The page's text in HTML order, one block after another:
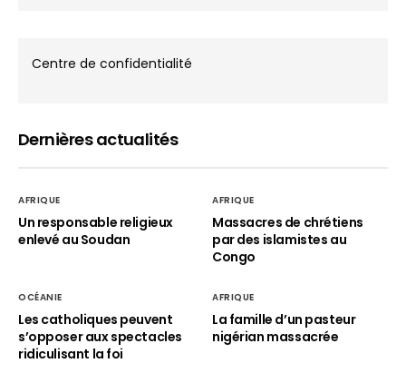
Centre de confidentialité
Dernières actualités
AFRIQUE
Un responsable religieux
enlevé au Soudan
AFRIQUE
Massacres de chrétiens
par des islamistes au
Congo
OCÉANIE
Les catholiques peuvent
s’opposer aux spectacles
ridiculisant la foi
AFRIQUE
La famille d’un pasteur
nigérian massacrée